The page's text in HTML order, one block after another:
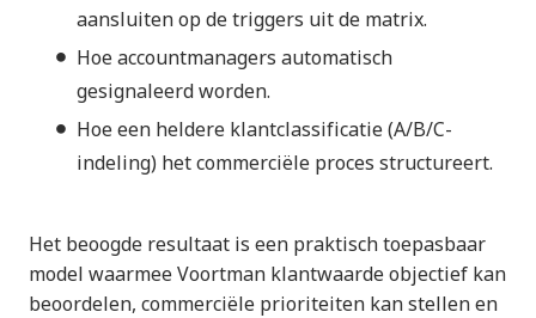
aansluiten op de triggers uit de matrix.
Hoe accountmanagers automatisch
gesignaleerd worden.
Hoe een heldere klantclassificatie (A/B/C-
indeling) het commerciële proces structureert.
Het beoogde resultaat is een praktisch toepasbaar
model waarmee Voortman klantwaarde objectief kan
beoordelen, commerciële prioriteiten kan stellen en